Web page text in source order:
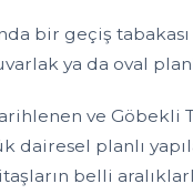
bir geçiş
ya da oval planlı
ve Göbekli
dairesel planlı
belli